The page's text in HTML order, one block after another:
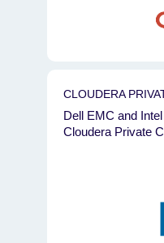
CLOUDERA
Dell EMC and
Cloudera Private